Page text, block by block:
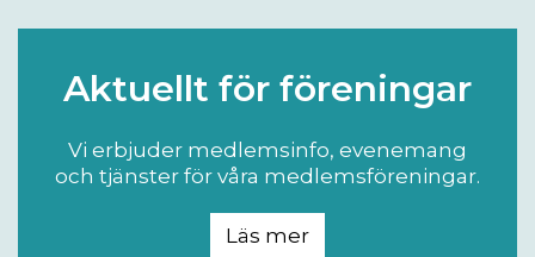
Aktuellt för föreningar
Vi erbjuder medlemsinfo, evenemang
och tjänster för våra medlemsföreningar.
Läs mer